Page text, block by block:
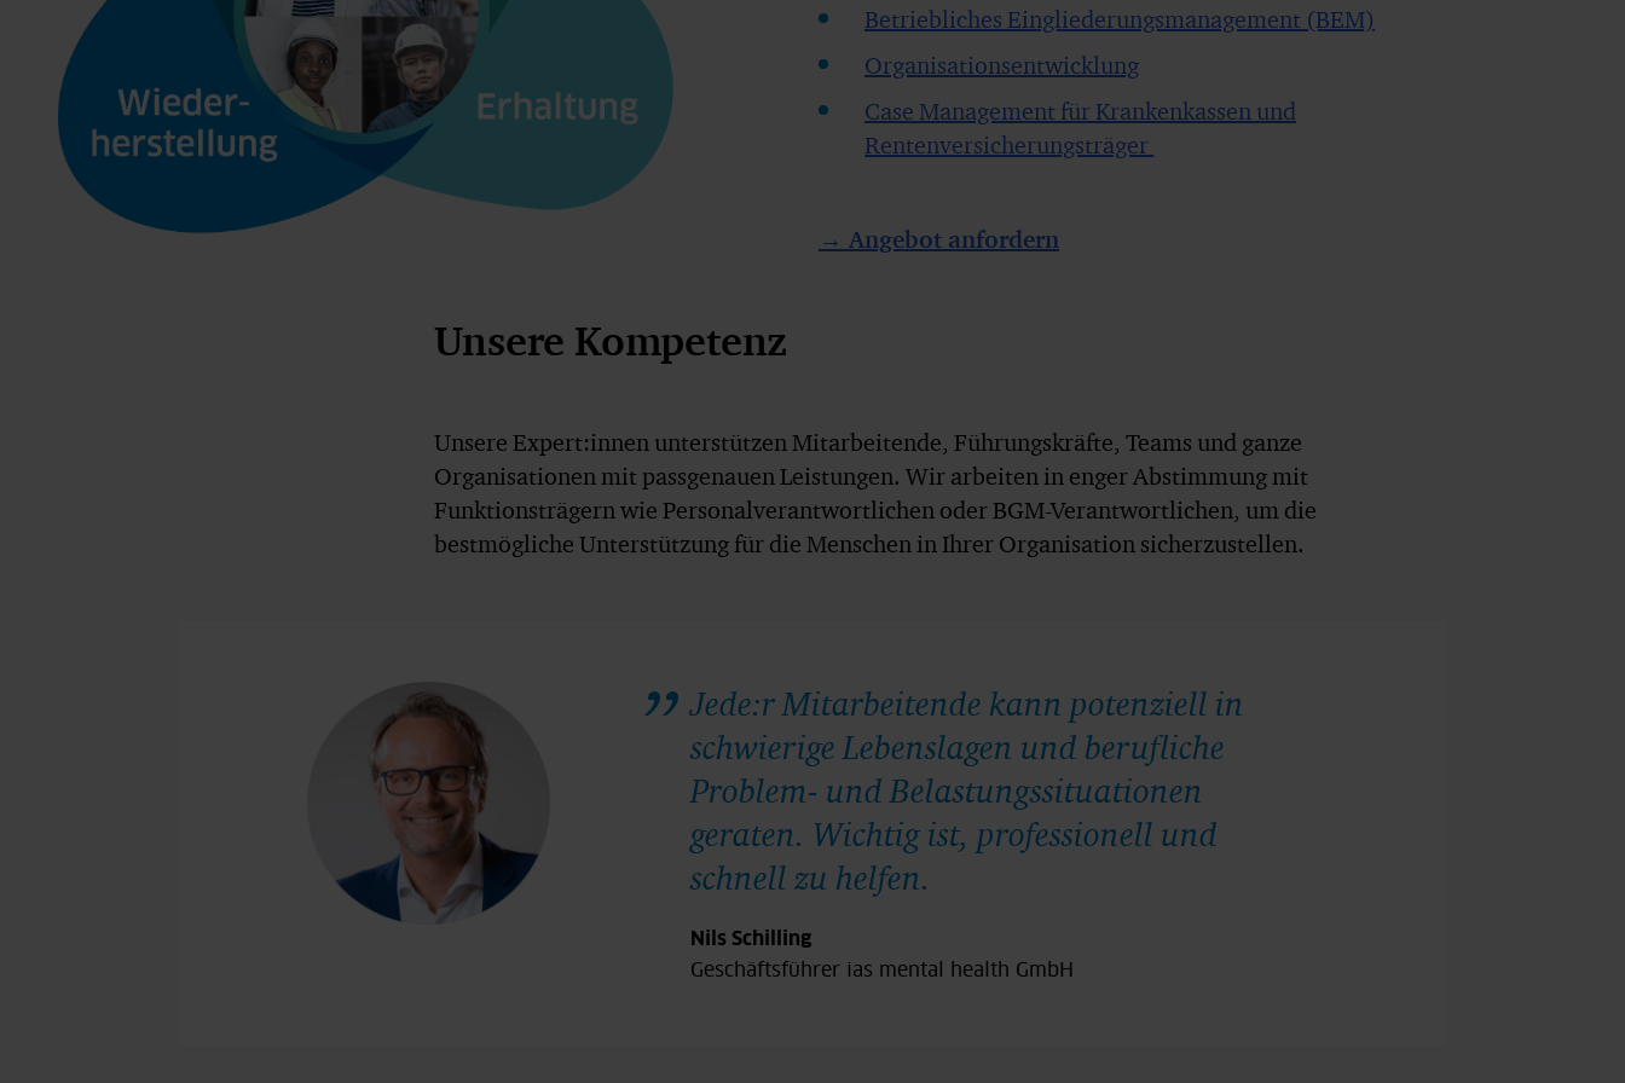
Betriebliches Eingliederungsmanagement (BEM)
Organisationsentwicklung
Case Management für Krankenkassen und
Rentenversicherungsträger
→ Angebot anfordern
Unsere Kompetenz
Unsere Expert:innen unterstützen Mitarbeitende, Führungskräfte, Teams und ganze
Organisationen mit passgenauen Leistungen. Wir arbeiten in enger Abstimmung mit
Funktionsträgern wie Personalverantwortlichen oder BGM-Verantwortlichen, um die
bestmögliche Unterstützung für die Menschen in Ihrer Organisation sicherzustellen.
Jede:r Mitarbeitende kann potenziell in
schwierige Lebenslagen und berufliche
Problem- und Belastungssituationen
geraten. Wichtig ist, professionell und
schnell zu helfen.
Nils Schilling
Geschäftsführer ias mental health GmbH